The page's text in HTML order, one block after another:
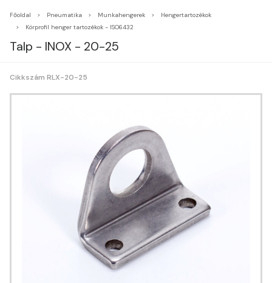
Főoldal Pneumatika Munkahengerek
Hengertartozékok
Körprofil henger tartozékok - ISO6432
Talp - INOX - 20-25
Cikkszám RLX-20-25